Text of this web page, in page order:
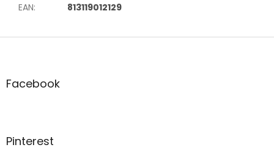
EAN: 813119012129
Z
aFacebook
Pinterest